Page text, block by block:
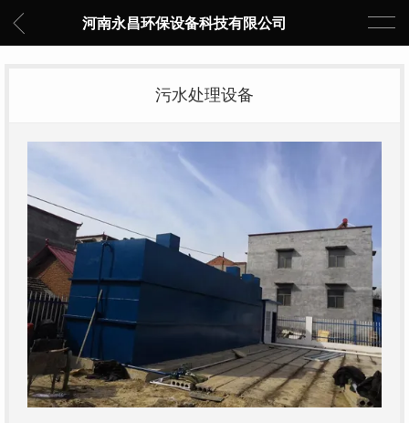
河南永昌环保设备科技有限公司
污水处理设备